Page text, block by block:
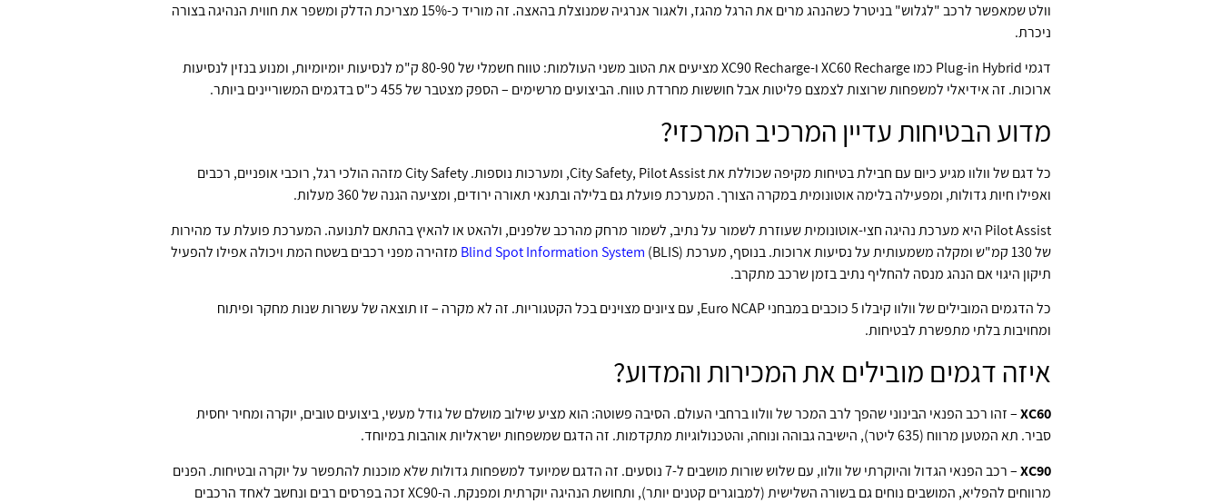
וולט שמאפשר לרכב "לגלוש" בניטרל כשהנהג מרים את הרגל מהגז, ולאגור אנרגיה שמנוצלת בהאצה. זה מוריד כ-15% מצריכת הדלק ומשפר את חווית הנהיגה בצורה
ניכרת.
דגמי Plug-in Hybrid כמו XC60 Recharge ו-XC90 Recharge מציעים את הטוב משני העולמות: טווח חשמלי של 80-90 ק"מ לנסיעות יומיומיות, ומנוע בנזין לנסיעות
ארוכות. זה אידיאלי למשפחות שרוצות לצמצם פליטות אבל חוששות מחרדת טווח. הביצועים מרשימים – הספק מצטבר של 455 כ"ס בדגמים המשוריינים ביותר.
מדוע הבטיחות עדיין המרכיב המרכזי?
כל דגם של וולוו מגיע כיום עם חבילת בטיחות מקיפה שכוללת את City Safety, Pilot Assist, ומערכות נוספות. City Safety מזהה הולכי רגל, רוכבי אופניים, רכבים
ואפילו חיות גדולות, ומפעילה בלימה אוטונומית במקרה הצורך. המערכת פועלת גם בלילה ובתנאי תאורה ירודים, ומציעה הגנה של 360 מעלות.
Pilot Assist היא מערכת נהיגה חצי-אוטונומית שעוזרת לשמור על נתיב, לשמור מרחק מהרכב שלפנים, ולהאט או להאיץ בהתאם לתנועה. המערכת פועלת עד מהירות
של 130 קמ"ש ומקלה משמעותית על נסיעות ארוכות. בנוסף, מערכת
Blind Spot Information System (BLIS) מזהירה מפני רכבים בשטח המת ויכולה אפילו להפעיל
תיקון היגוי אם הנהג מנסה להחליף נתיב בזמן שרכב מתקרב.
כל הדגמים המובילים של וולוו קיבלו 5 כוכבים במבחני Euro NCAP, עם ציונים מצוינים בכל הקטגוריות. זה לא מקרה – זו תוצאה של עשרות שנות מחקר ופיתוח
ומחויבות בלתי מתפשרת לבטיחות.
איזה דגמים מובילים את המכירות והמדוע?
XC60– זהו רכב הפנאי הבינוני שהפך לרב המכר של וולוו ברחבי העולם. הסיבה פשוטה: הוא מציע שילוב מושלם של גודל מעשי, ביצועים טובים, יוקרה ומחיר יחסית
סביר. תא המטען מרווח (635 ליטר), הישיבה גבוהה ונוחה, והטכנולוגיות מתקדמות. זה הדגם שמשפחות ישראליות אוהבות במיוחד.
XC90
– רכב הפנאי הגדול והיוקרתי של וולוו, עם שלוש שורות מושבים ל-7 נוסעים. זה הדגם שמיועד למשפחות גדולות שלא מוכנות להתפשר על יוקרה ובטיחות. הפנים
מרווחים להפליא, המושבים נוחים גם בשורה השלישית (למבוגרים קטנים יותר), ותחושת הנהיגה יוקרתית ומפנקת. ה-XC90 זכה בפרסים רבים ונחשב לאחד הרכבים